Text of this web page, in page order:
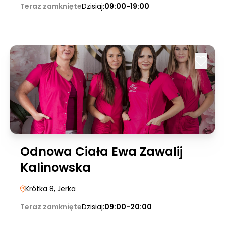
Teraz zamknięteDzisiaj:09:00-19:00
Odnowa Ciała Ewa Zawalij
Kalinowska
Krótka 8, Jerka
Teraz zamknięteDzisiaj:09:00-20:00